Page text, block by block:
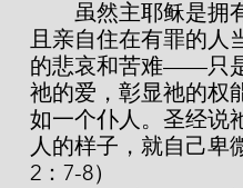
且亲自住在有罪的人
的悲哀和苦难——只
祂的爱，彰显祂的权
如一个仆人。圣经说
人的样子，就自己卑
2：7-8）